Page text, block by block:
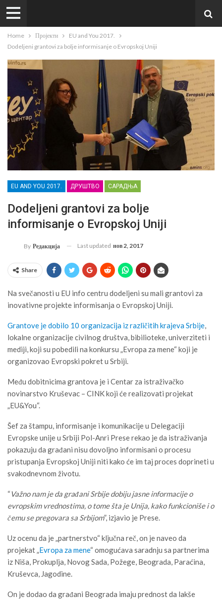
Home Пројекти
EU and You 2017.
Dodeljeni grantovi za bolje informisanje o Evropskoj Uniji
EU AND YOU 2017. ДРУШТВО САРАДЊА
Dodeljeni grantovi za bolje
informisanje o Evropskoj Uniji
By Редакција Last updated нов 2, 2017
Share
Na svečanosti u EU info centru dodeljeni su mali grantovi za
inovativne projekte informisanja o Evropskoj Uniji.
Grantove je dobilo 10 organizacija iz različitih krajeva Srbije,
lokalne organizacije civilnog društva, bibilioteke, univerziteti i
mediji, koji su pobedili na konkursu „Evropa za mene“ koji je
organizovao Evropski pokret u Srbiji.
Među dobitnicima grantova je i Centar za istraživačko
novinarstvo Kruševac – CINK koji će realizovati projekat
„EU&You“.
Šef za štampu, informisanje i komunikacije u Delegaciji
Evropske unije u Srbiji Pol-Anri Prese rekao je da istraživanja
pokazuju da građani nisu dovoljno informisani o procesu
pristupanja Evropskoj Uniji niti kako će im taj proces doprineti u
svakodnevnom životu.
“Važno nam je da građani Srbije dobiju jasne informacije o
evropskim vrednostima, o tome šta je Unija, kako funkcioniše i o
čemu se pregovara sa Srbijom”, izjavio je Prese.
Uz ocenu da je „partnerstvo“ ključna reč, on je naveo da
projekat „Evropa za mene“ omogućava saradnju sa partnerima
iz Niša, Prokuplja, Novog Sada, Požege, Beograda, Paraćina,
Kruševca, Jagodine.
On je dodao da građani Beograda imaju prednost da lakše